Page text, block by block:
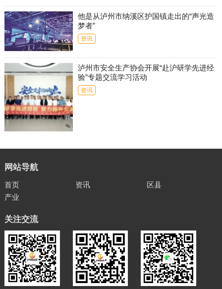
他是从泸州市纳溪区护国镇走出的“声光造
梦者”
资讯
泸州市安全生产协会开展“赴沪研学先进经
验”专题交流学习活动
资讯
网站导航
首页 资讯
区县
产业
关注交流